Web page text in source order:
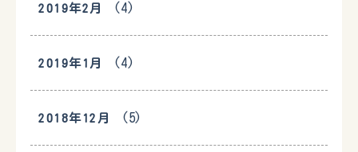
2019年2月 (4)
2019年1月 (4)
2018年12月 (5)